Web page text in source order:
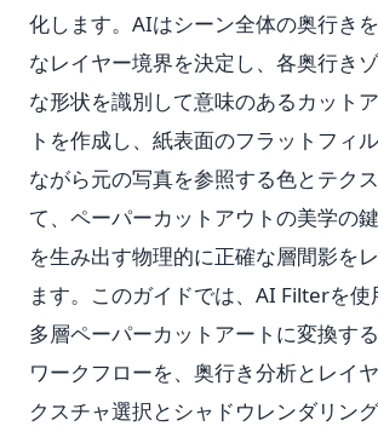
化します。AIはシーン全体の奥行き
なレイヤー境界を決定し、各奥行き
な形状を識別して意味のあるカット
トを作成し、紙表面のフラットフィ
ながら元の写真を参照する色とテク
て、ペーパーカットアウトの美学の
を生み出す物理的に正確な層間影を
ます。このガイドでは、AI Filterを使
多層ペーパーカットアートに変換す
ワークフローを、奥行き分析とレイ
クスチャ選択とシャドウレンダリン